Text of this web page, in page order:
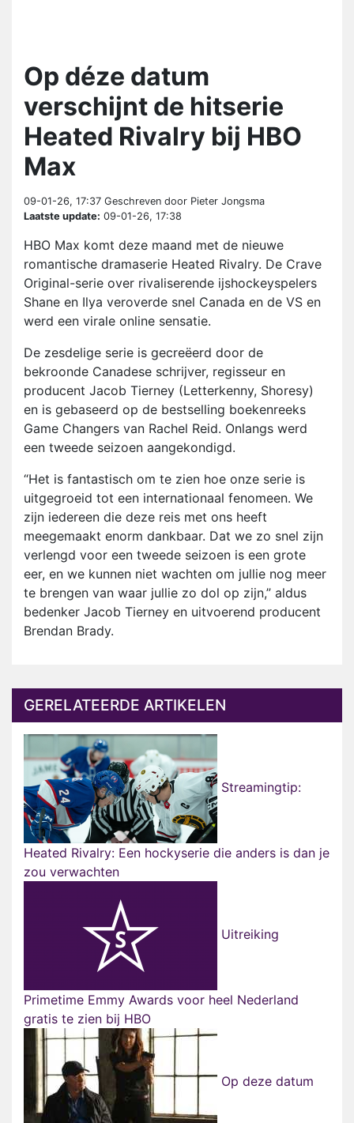
Op déze datum
verschijnt de hitserie
Heated Rivalry bij HBO
Max
09-01-26, 17:37 Geschreven door Pieter Jongsma
Laatste update: 09-01-26, 17:38
HBO Max komt deze maand met de nieuwe
romantische dramaserie Heated Rivalry. De Crave
Original-serie over rivaliserende ijshockeyspelers
Shane en Ilya veroverde snel Canada en de VS en
werd een virale online sensatie.
De zesdelige serie is gecreëerd door de
bekroonde Canadese schrijver, regisseur en
producent Jacob Tierney (Letterkenny, Shoresy)
en is gebaseerd op de bestselling boekenreeks
Game Changers van Rachel Reid. Onlangs werd
een tweede seizoen aangekondigd.
“Het is fantastisch om te zien hoe onze serie is
uitgegroeid tot een internationaal fenomeen. We
zijn iedereen die deze reis met ons heeft
meegemaakt enorm dankbaar. Dat we zo snel zijn
verlengd voor een tweede seizoen is een grote
eer, en we kunnen niet wachten om jullie nog meer
te brengen van waar jullie zo dol op zijn,” aldus
bedenker Jacob Tierney en uitvoerend producent
Brendan Brady.
GERELATEERDE ARTIKELEN
Streamingtip:
Heated Rivalry: Een hockyserie die anders is dan je
zou verwachten
Uitreiking
Primetime Emmy Awards voor heel Nederland
gratis te zien bij HBO
Op deze datum